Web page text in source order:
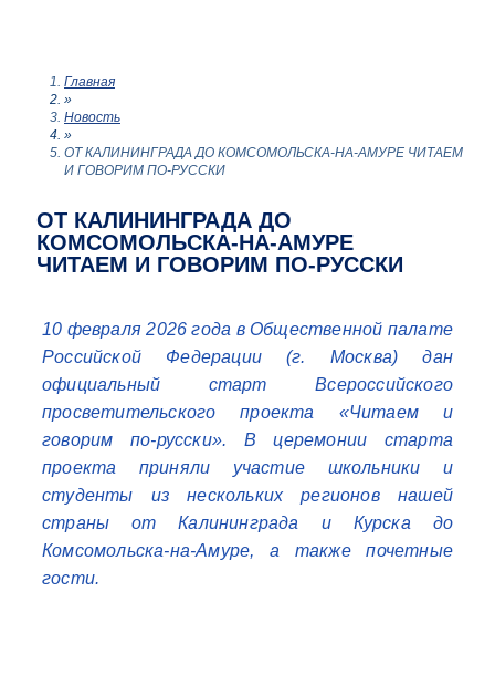
Главная
»
Новость
»
ОТ КАЛИНИНГРАДА ДО КОМСОМОЛЬСКА-НА-АМУРЕ ЧИТАЕМ
И ГОВОРИМ ПО-РУССКИ
ОТ КАЛИНИНГРАДА ДО
КОМСОМОЛЬСКА-НА-АМУРЕ
ЧИТАЕМ И ГОВОРИМ ПО-РУССКИ
10 февраля 2026 года в Общественной палате
Российской Федерации (г. Москва) дан
официальный старт Всероссийского
просветительского проекта «Читаем и
говорим по-русски». В церемонии старта
проекта приняли участие школьники и
студенты из нескольких регионов нашей
страны от Калининграда и Курска до
Комсомольска‑на‑Амуре, а также почетные
гости.